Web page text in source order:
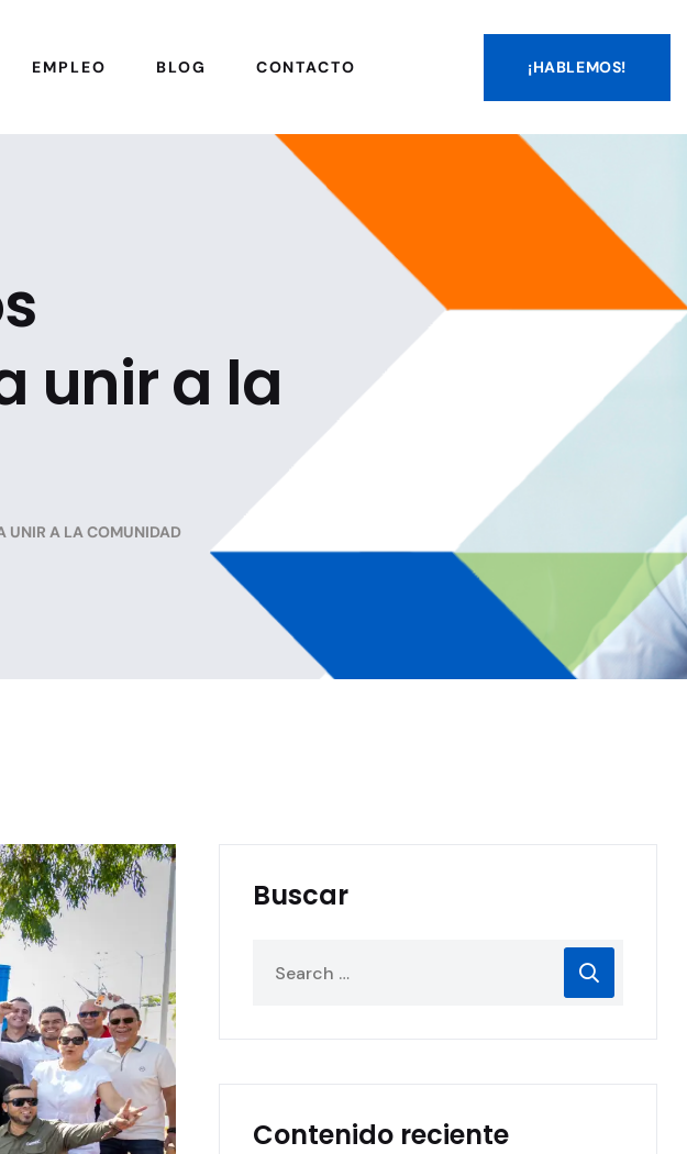
EMPLEO BLOG CONTACTO ¡HABLEMOS!
unir a la
UNIR A LA COMUNIDAD
Buscar
Contenido reciente